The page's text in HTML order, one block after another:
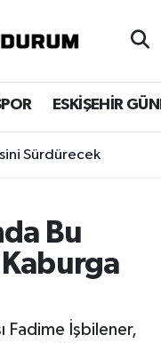
ESKİŞEHİR
Sürdürecek
Bu
Fadime İşbilener,